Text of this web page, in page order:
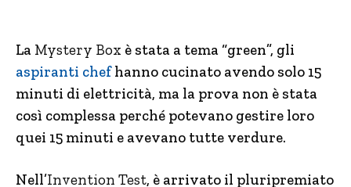
La Mystery Box è stata a tema “green”, gli
aspiranti chefhanno cucinato avendo solo 15
minuti di elettricità, ma la prova non è stata
così complessa perché potevano gestire loro
quei 15 minuti e avevano tutte verdure.
Nell’Invention Test, è arrivato il pluripremiato